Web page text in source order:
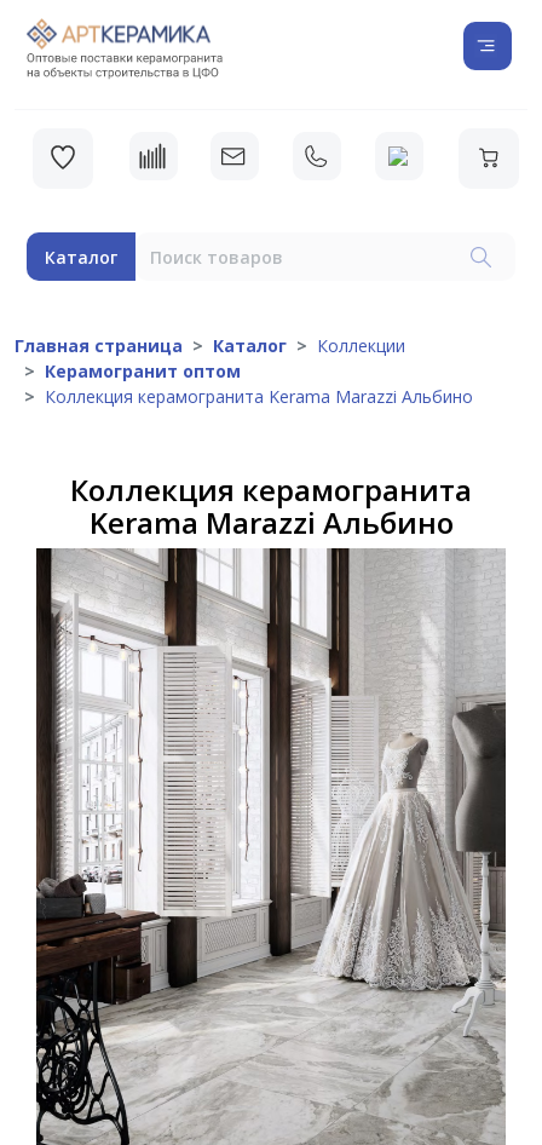
Каталог
Главная страница Каталог
Коллекции
Керамогранит оптом
Коллекция керамогранита Kerama Marazzi Альбино
Коллекция керамогранита
Kerama Marazzi Альбино